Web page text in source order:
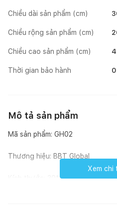
Chiều dài sản phẩm (cm)
Chiều rộng sản phẩm (cm)
Chiều cao sản phẩm (cm)
Thời gian bảo hành
Mô tả sản phẩm
Mã sản phẩm: GH02
Thương hiệu: BBT Global
Kích thước: 30*26*46cm
Xem chi